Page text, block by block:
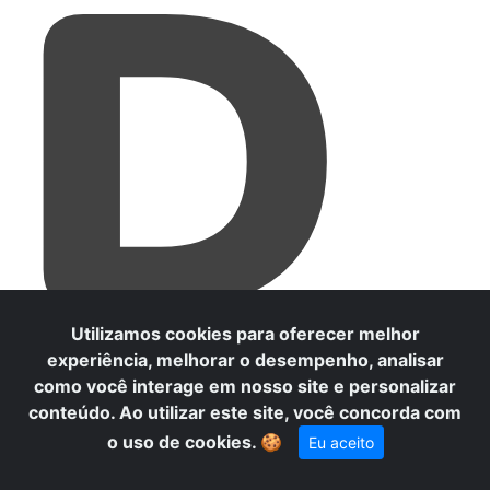
D
Utilizamos cookies para oferecer melhor
experiência, melhorar o desempenho, analisar
como você interage em nosso site e personalizar
conteúdo. Ao utilizar este site, você concorda com
o uso de cookies. 🍪 Eu aceito